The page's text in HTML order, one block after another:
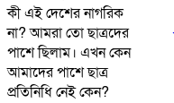
কী এই দেশের নাগরিক
না? আমরা তো ছাত্রদের
পাশে ছিলাম। এখন কেন
আমাদের পাশে ছাত্র
প্রতিনিধি নেই কেন?